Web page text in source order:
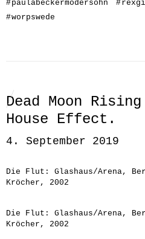
#paulabeckermodersohn #
#worpswede
Dead Moon
House Effect.
4. September 2019
Die Flut: Glashaus/Arena,
Kröcher, 2002
Die Flut: Glashaus/Arena,
Kröcher, 2002